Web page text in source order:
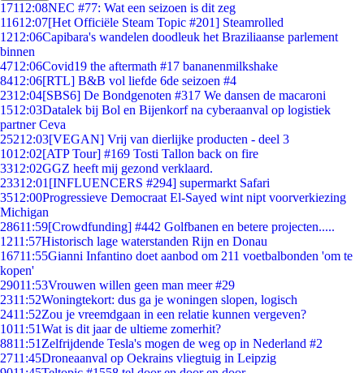
17112:08NEC #77: Wat een seizoen is dit zeg
11612:07[Het Officiële Steam Topic #201] Steamrolled
1212:06Capibara's wandelen doodleuk het Braziliaanse parlement
binnen
4712:06Covid19 the aftermath #17 bananenmilkshake
8412:06[RTL] B&B vol liefde 6de seizoen #4
2312:04[SBS6] De Bondgenoten #317 We dansen de macaroni
1512:03Datalek bij Bol en Bijenkorf na cyberaanval op logistiek
partner Ceva
25212:03[VEGAN] Vrij van dierlijke producten - deel 3
1012:02[ATP Tour] #169 Tosti Tallon back on fire
3312:02GGZ heeft mij gezond verklaard.
23312:01 [INFLUENCERS #294] supermarkt Safari
3512:00Progressieve Democraat El-Sayed wint nipt voorverkiezing
Michigan
28611:59[Crowdfunding] #442 Golfbanen en betere projecten.....
1211:57Historisch lage waterstanden Rijn en Donau
16711:55Gianni Infantino doet aanbod om 211 voetbalbonden 'om te
kopen'
29011:53Vrouwen willen geen man meer #29
2311:52Woningtekort: dus ga je woningen slopen, logisch
2411:52Zou je vreemdgaan in een relatie kunnen vergeven?
1011:51Wat is dit jaar de ultieme zomerhit?
8811:51 Zelfrijdende Tesla's mogen de weg op in Nederland #2
2711:45Droneaanval op Oekrains vliegtuig in Leipzig